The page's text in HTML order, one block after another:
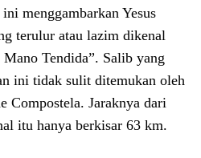
menggambarkan Yesus
terulur atau lazim dikenal
Tendida”. Salib yang
ini tidak sulit ditemukan oleh
Compostela. Jaraknya dari
itu hanya berkisar 63 km.